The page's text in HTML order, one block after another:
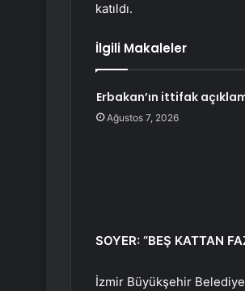
katıldı.
İlgili Makaleler
Erbakan’ın ittifak
Ağustos 7, 2026
SOYER: “BEŞ KATTAN
İzmir Büyükşehir